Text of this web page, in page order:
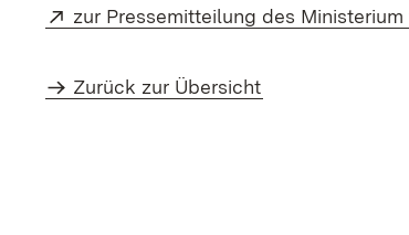
Extern:
zur Pressemitteilung des Ministerium
Zurück zur Übersicht